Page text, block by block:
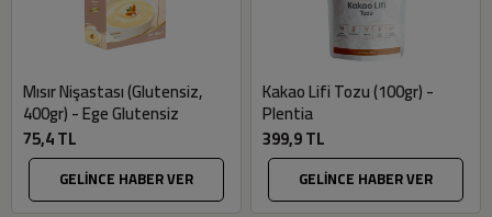
Mısır Nişastası (Glutensiz,
400gr) - Ege Glutensiz
75,4 TL
GELİNCE HABER VER
Kakao Lifi Tozu (100gr) -
Plentia
399,9 TL
GELİNCE HABER VER